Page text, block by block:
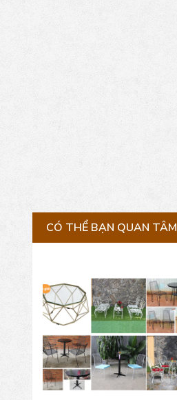
CÓ THỂ BẠN QUAN TÂM